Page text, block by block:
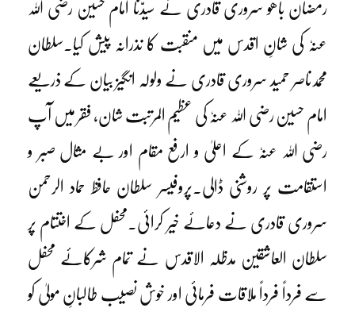
رمضان باھو سروری قادری نے سیدّنا امام حسین رضی اللہ
عنہٗ کی شانِ اقدس میں منقبت کا نذرانہ پیش کیا۔سلطان
محمدناصر حمید سروری قادری نے ولولہ انگیز بیان کے ذریعے
امام حسین رضی اللہ عنہٗ کی عظیم المرتبت شان، فقر میں آپ
رضی اللہ عنہٗ کے اعلیٰ و ارفع مقام اور بے مثال صبر و
استقامت پر روشنی ڈالی۔پروفیسر سلطان حافظ حماد الرحمن
سروری قادری نے دعائے خیر کرائی۔محفل کے اختتام پر
سلطان العاشقین مدظلہ الاقدس نے تمام شرکائے محفل
سے فرداً فرداً ملاقات فرمائی اور خوش نصیب طالبانِ مولیٰ کو